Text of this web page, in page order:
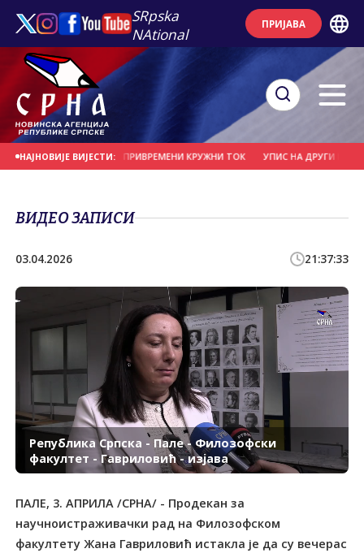
SRpska
NAtional
ПРИЈАВА
НАЈНОВИЈЕ ВИЈЕСТИ:
ПОСТАВЉЕН ПРИВРЕМЕНИ КРУЖНИ ТОК УПИС НА ДРУГИ И
ВИДЕО ЗАПИСИ
03.04.2026 21:37:33
Република Српска - Пале - Филозофски
факултет - Гавриловић - изјава
ПАЛЕ, 3. АПРИЛА /СРНА/ - Продекан за
научноистраживачки рад на Филозофском
факултету Жана Гавриловић истакла је да су вечерас